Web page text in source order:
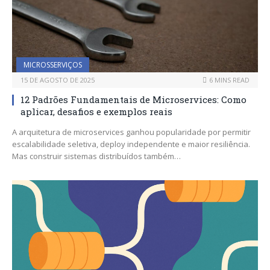
MICROSSERVIÇOS
15 DE AGOSTO DE 2025 6 MINS READ
12 Padrões Fundamentais de Microservices: Como
aplicar, desafios e exemplos reais
A arquitetura de microservices ganhou popularidade por permitir
escalabilidade seletiva, deploy independente e maior resiliência.
Mas construir sistemas distribuídos também…